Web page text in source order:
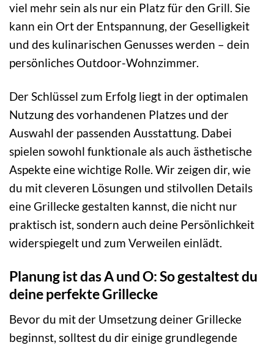
viel mehr sein als nur ein Platz für den Grill. Sie
kann ein Ort der Entspannung, der Geselligkeit
und des kulinarischen Genusses werden – dein
persönliches Outdoor-Wohnzimmer.
Der Schlüssel zum Erfolg liegt in der optimalen
Nutzung des vorhandenen Platzes und der
Auswahl der passenden Ausstattung. Dabei
spielen sowohl funktionale als auch ästhetische
Aspekte eine wichtige Rolle. Wir zeigen dir, wie
du mit cleveren Lösungen und stilvollen Details
eine Grillecke gestalten kannst, die nicht nur
praktisch ist, sondern auch deine Persönlichkeit
widerspiegelt und zum Verweilen einlädt.
Planung ist das A und O: So gestaltest du
deine perfekte Grillecke
Bevor du mit der Umsetzung deiner Grillecke
beginnst, solltest du dir einige grundlegende